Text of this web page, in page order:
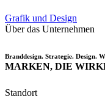
Grafik und Design
Über das Unternehmen
Branddesign. Strategie. Design.
MARKEN, DIE
Standort